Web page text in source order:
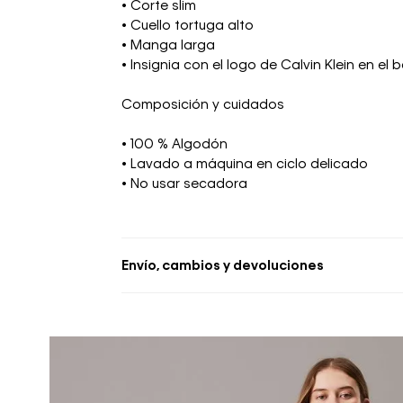
• Corte slim
• Cuello tortuga alto
• Manga larga
• Insignia con el logo de Calvin Klein en el
Composición y cuidados
• 100 % Algodón
• Lavado a máquina en ciclo delicado
• No usar secadora
Envío, cambios y devoluciones
• El tiempo de reembolso de dinero
pudiendo tomar hasta 10 días hábiles.